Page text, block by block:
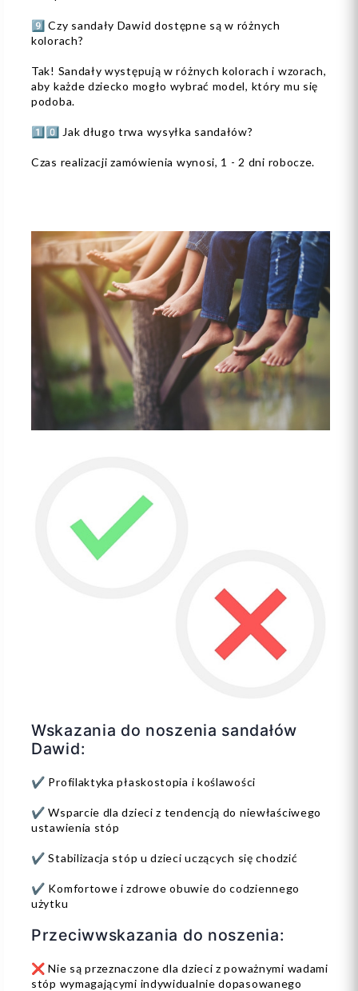
9️⃣ Czy sandały Dawid dostępne są w różnych
kolorach?
Tak! Sandały występują w różnych kolorach i wzorach,
aby każde dziecko mogło wybrać model, który mu się
podoba.
1️⃣0️⃣ Jak długo trwa wysyłka sandałów?
Czas realizacji zamówienia wynosi, 1 - 2 dni robocze.
Wskazania do noszenia sandałów
Dawid:
✔️ Profilaktyka płaskostopia i koślawości
✔️ Wsparcie dla dzieci z tendencją do niewłaściwego
ustawienia stóp
✔️ Stabilizacja stóp u dzieci uczących się chodzić
✔️ Komfortowe i zdrowe obuwie do codziennego
użytku
Przeciwwskazania do noszenia:
❌ Nie są przeznaczone dla dzieci z poważnymi wadami
stóp wymagającymi indywidualnie dopasowanego